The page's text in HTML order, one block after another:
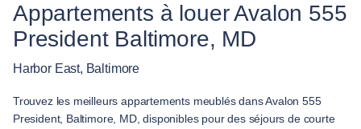
Appartements à louer Avalon 555
President Baltimore, MD
Harbor East, Baltimore
Trouvez les meilleurs appartements meublés dans Avalon 555
President, Baltimore, MD, disponibles pour des séjours de courte